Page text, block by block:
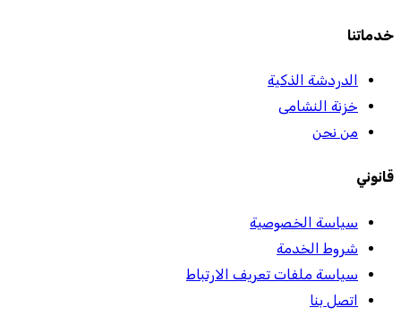
خدماتنا
الدردشة الذكية
خزنة النشامى
من نحن
قانوني
سياسة الخصوصية
شروط الخدمة
سياسة ملفات تعريف الارتباط
اتصل بنا